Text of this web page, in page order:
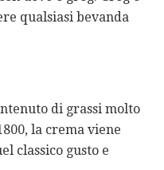
qualsiasi bevanda
di grassi molto
la crema viene
classico gusto e